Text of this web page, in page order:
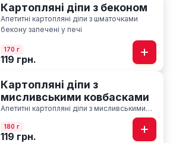
Картопляні діпи з беконом
Апетитні картопляні діпи з шматочками
бекону запечені у печі
170 г
119 грн.
Картопляні діпи з
мисливськими ковбасками
Апетитні картопляні діпи з мисливськими
ковбасками запечені у печі із соусом BBQ
180 г
119 грн.